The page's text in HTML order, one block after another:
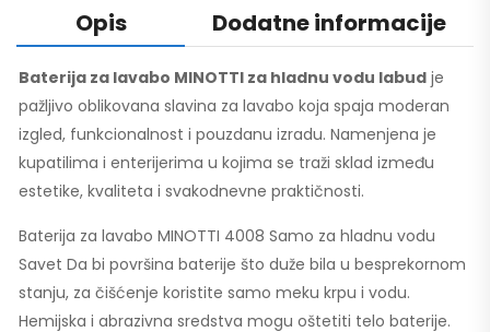
Opis Dodatne informacije
Baterija za lavabo MINOTTI za hladnu vodu labud je
pažljivo oblikovana slavina za lavabo koja spaja moderan
izgled, funkcionalnost i pouzdanu izradu. Namenjena je
kupatilima i enterijerima u kojima se traži sklad između
estetike, kvaliteta i svakodnevne praktičnosti.
Baterija za lavabo MINOTTI 4008 Samo za hladnu vodu
Savet Da bi površina baterije što duže bila u besprekornom
stanju, za čišćenje koristite samo meku krpu i vodu.
Hemijska i abrazivna sredstva mogu oštetiti telo baterije.